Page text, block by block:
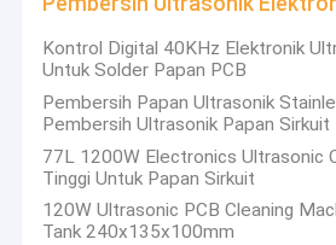
Pertunjukan VR
Tentang kami
Tur Pabrik
Kontrol kualitas
Kontrol Digital 40KHz Elektronik
Untuk Solder Papan PCB
Pembersih Papan Ultrasonik
Pembersih Ultrasonik Papan Sirkuit
77L 1200W Electronics Ultrasonic
Tinggi Untuk Papan Sirkuit
120W Ultrasonic PCB Cleaning
Tank 240x135x100mm
Ltd. adalah produsen profesional
dalam teknologi pembersihan
diri dalam merancang dan
pembersih ultrasonik standar, serta
standar yang disesuaikan dengan
Dengan kepercayaan dan dukungan
pelanggan kami, kami terus berinovasi
menawarkan lebih dari sekedar
solusi pembersihan lengkap yang
sukses.
Untuk Distributor